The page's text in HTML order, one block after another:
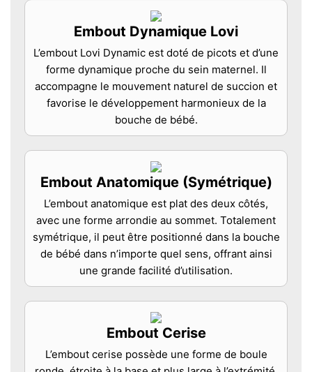
Embout Dynamique Lovi
L’embout Lovi Dynamic est doté de picots et d’une
forme dynamique proche du sein maternel. Il
accompagne le mouvement naturel de succion et
favorise le développement harmonieux de la
bouche de bébé.
Embout Anatomique (Symétrique)
L’embout anatomique est plat des deux côtés,
avec une forme arrondie au sommet. Totalement
symétrique, il peut être positionné dans la bouche
de bébé dans n’importe quel sens, offrant ainsi
une grande facilité d’utilisation.
Embout Cerise
L’embout cerise possède une forme de boule